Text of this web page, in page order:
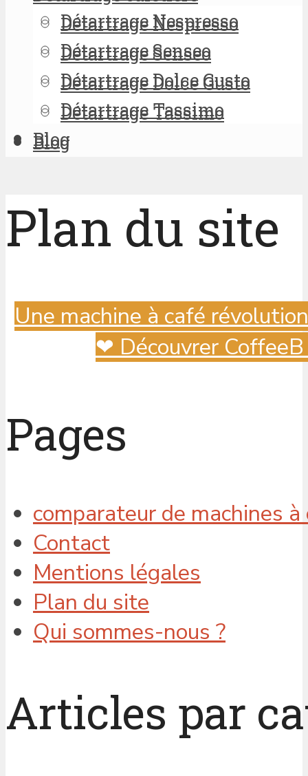
Détartrage Nespresso
Détartrage Senseo
Détartrage Dolce Gusto
Détartrage Tassimo
Blog
Détartrage Nespresso
Détartrage Senseo
Détartrage Dolce Gusto
Détartrage Tassimo
Blog
Plan du site
Une machine à café
❤ Découvrer
Pages
comparateur de machines à
Contact
Mentions légales
Plan du site
Qui sommes-nous ?
Articles par